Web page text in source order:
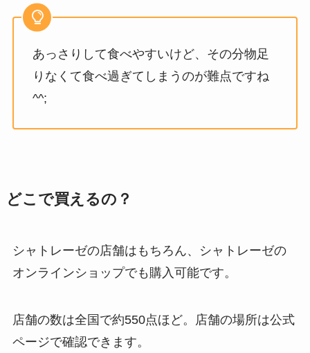
あっさりして食べやすいけど、その分物足
りなくて食べ過ぎてしまうのが難点ですね
^^;
どこで買えるの？
シャトレーゼの店舗はもちろん、シャトレーゼの
オンラインショップでも購入可能です。
店舗の数は全国で約550点ほど。店舗の場所は公式
ページで確認できます。